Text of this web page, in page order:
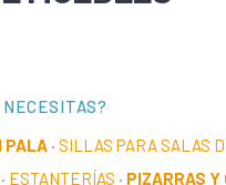
NECESITAS?
PALA· SILLAS PARA SALAS
· ESTANTERÍAS · PIZARRAS Y